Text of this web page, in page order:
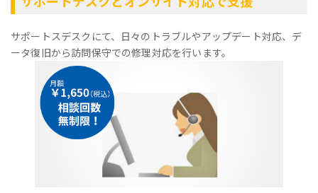
サポートスデスクにて、日々のトラブルやアップデート対応、デ
ータ復旧から訪問保守での修理対応を行います。